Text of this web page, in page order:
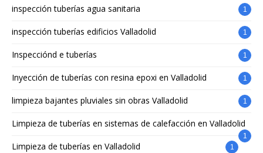
inspección tuberías agua sanitaria 1
inspección tuberías edificios Valladolid 1
Inspecciónd e tuberías 1
Inyección de tuberías con resina epoxi en Valladolid 1
limpieza bajantes pluviales sin obras Valladolid 1
Limpieza de tuberías en sistemas de calefacción en Valladolid
1
Limpieza de tuberías en Valladolid 1